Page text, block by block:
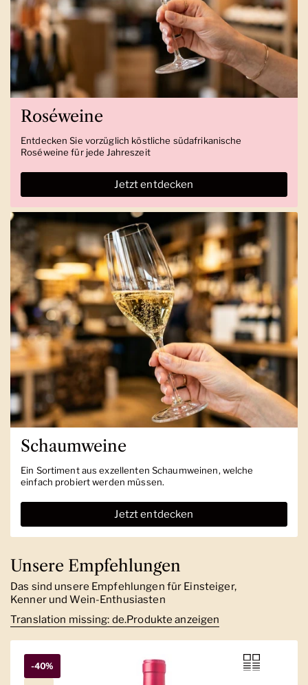
Roséweine
Entdecken Sie vorzüglich köstliche südafrikanische
Roséweine für jede Jahreszeit
Jetzt entdecken
Schaumweine
Ein Sortiment aus exzellenten Schaumweinen, welche
einfach probiert werden müssen.
Jetzt entdecken
Unsere Empfehlungen
Das sind unsere Empfehlungen für Einsteiger,
Kenner und Wein-Enthusiasten
Translation missing: de.Produkte anzeigen
-40%